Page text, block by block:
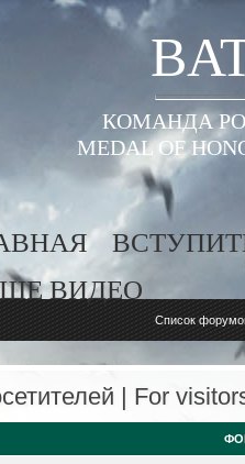
КОМАНДА
MEDAL OF
ВИДЕО
Список
| For